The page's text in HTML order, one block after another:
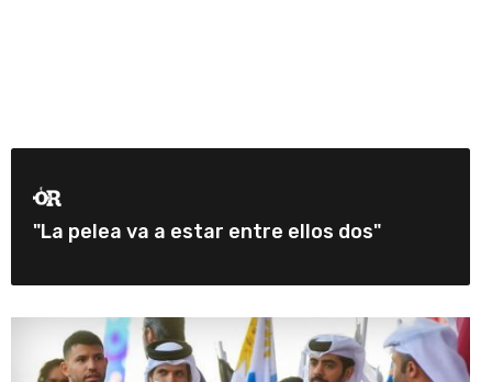
"La pelea va a estar entre ellos dos"